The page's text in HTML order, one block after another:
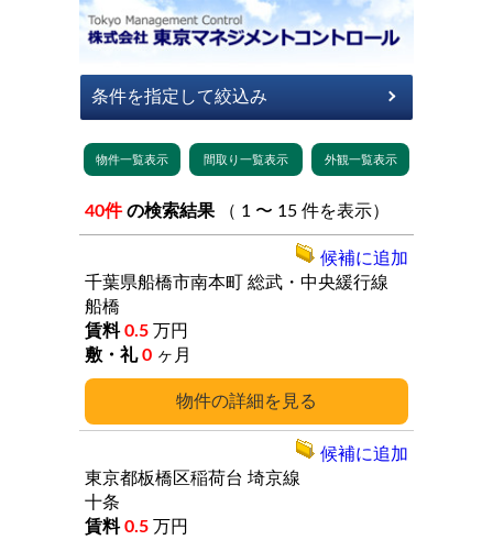
40件 の検索結果 （ 1 〜 15 件を表示）
詳細
千葉県船橋市南本町 総武・中央緩行線
船橋
0.5 万円
0 ヶ月
候補に追加
東京都板橋区稲荷台 埼京線
十条
0.5 万円
候補に追加